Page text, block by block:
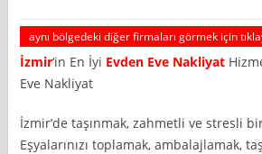
aynı bölgedeki diğer firmaları görmek için
İzmir‘in En İyi Evden Eve Nakliyat
Eve Nakliyat
İzmir’de taşınmak, zahmetli ve stresli
Eşyalarınızı toplamak, ambalajlamak,